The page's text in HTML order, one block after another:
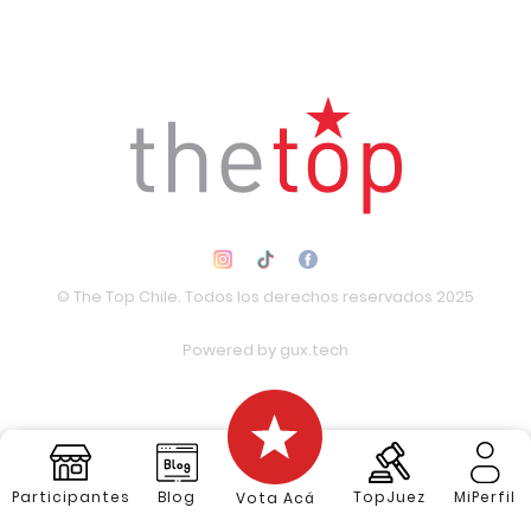
© The Top Chile. Todos los derechos reservados 2025
Powered by gux.tech
Participantes Blog Vota Acá TopJuez MiPerfil